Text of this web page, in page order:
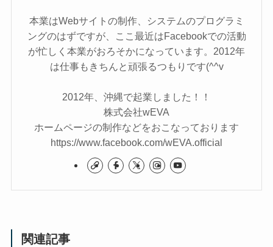
本業はWebサイトの制作、システムのプログラミ
ングのはずですが、ここ最近はFacebookでの活動
が忙しく本業がおろそかになっています。2012年
は仕事もきちんと頑張るつもりです(^^v
2012年、沖縄で起業しました！！
株式会社wEVA
ホームページの制作などをおこなっております
https://www.facebook.com/wEVA.official
関連記事